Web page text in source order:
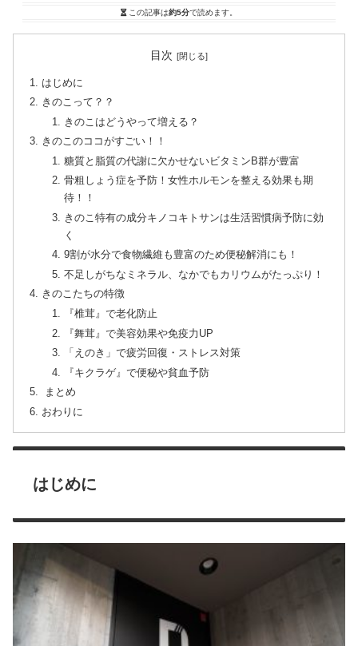
この記事は約5分で読めます。
目次
はじめに
きのこって？？
きのこはどうやって増える？
きのこのココがすごい！！
糖質と脂質の代謝に欠かせないビタミンB群が豊富
骨粗しょう症を予防！女性ホルモンを整える効果も期
待！！
きのこ特有の成分キノコキトサンは生活習慣病予防に効
く
9割が水分で食物繊維も豊富のため便秘解消にも！
不足しがちなミネラル、なかでもカリウムがたっぷり！
きのこたちの特徴
『椎茸』で老化防止
『舞茸』で美容効果や免疫力UP
「えのき」で疲労回復・ストレス対策
『キクラゲ』で便秘や貧血予防
まとめ
おわりに
はじめに